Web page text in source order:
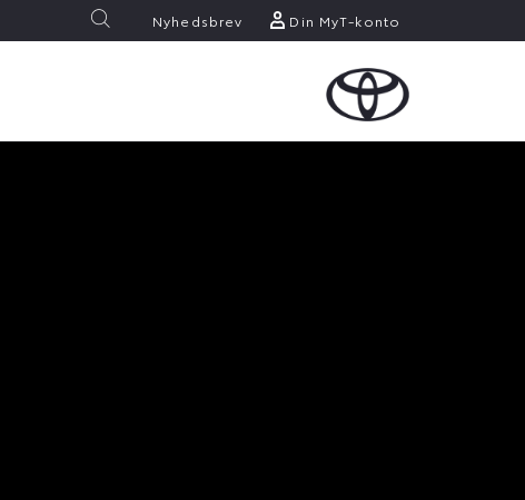
Nyhedsbrev Din MyT-konto